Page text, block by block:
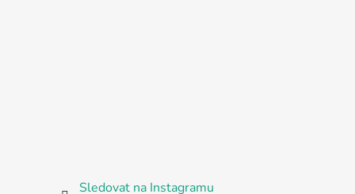
Sledovat na Instagramu